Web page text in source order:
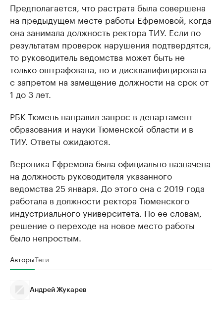
Предполагается, что растрата была совершена
на предыдущем месте работы Ефремовой, когда
она занимала должность ректора ТИУ. Если по
результатам проверок нарушения подтвердятся,
то руководитель ведомства может быть не
только оштрафована, но и дисквалифицирована
с запретом на замещение должности на срок от
1 до 3 лет.
РБК Тюмень направил запрос в департамент
образования и науки Тюменской области и в
ТИУ. Ответы ожидаются.
Вероника Ефремова была официально назначена
на должность руководителя указанного
ведомства 25 января. До этого она с 2019 года
работала в должности ректора Тюменского
индустриального университета. По ее словам,
решение о переходе на новое место работы
было непростым.
АвторыТеги
Андрей Жукарев